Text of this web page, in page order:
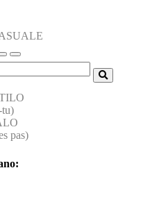
tu)
pas)